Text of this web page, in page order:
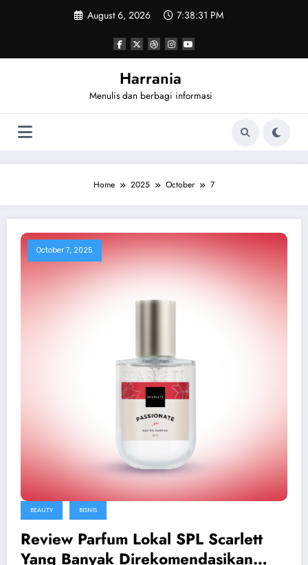
August 6, 2026 7:38:31 PM
Harrania
Menulis dan berbagi informasi
Home 2025 October 7
October 7, 2025
BEAUTY BISNIS
Review Parfum Lokal SPL Scarlett
Yang Banyak Direkomendasikan